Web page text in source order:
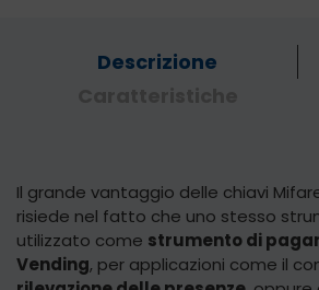
Descrizione
Il grande vantaggio delle chiavi
risiede nel fatto che uno stesso
utilizzato come strumento di
Vending, per applicazioni come il